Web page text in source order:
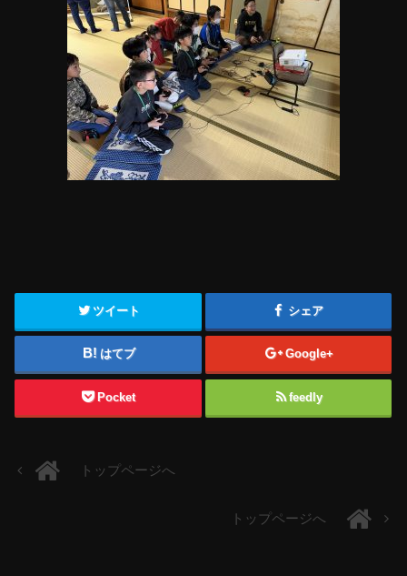
ツイート シェア
はてブ Google+
Pocket feedly
トップページへ
トップページへ